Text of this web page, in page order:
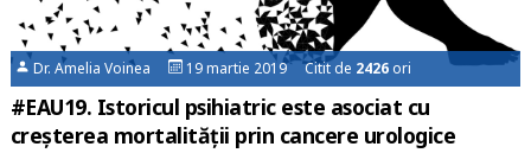
Dr. Amelia Voinea 19 martie 2019 Citit de 2426 ori
#EAU19. Istoricul psihiatric este asociat cu
creșterea mortalității prin cancere urologice